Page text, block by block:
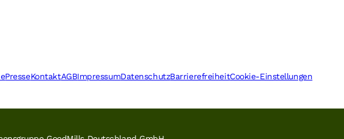
PresseKontaktAGBImpressumDatenschutzBarrierefreiheitCookie-Einstellungen